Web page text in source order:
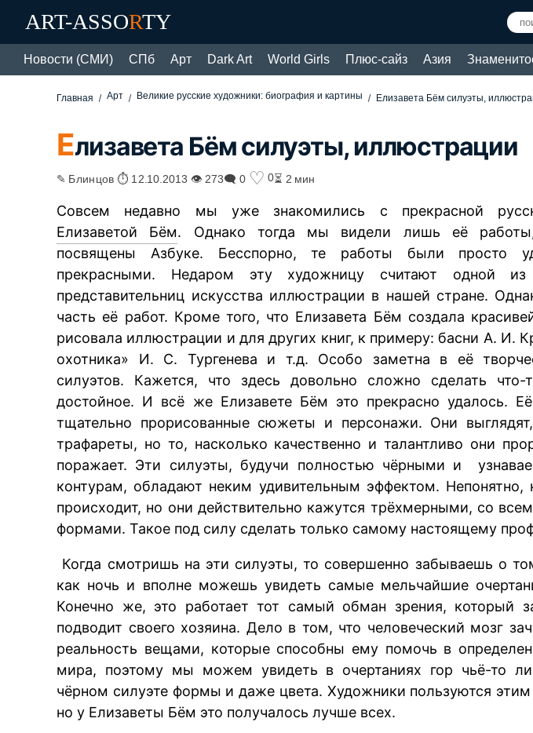
ART-ASSORTY
Новости (СМИ) СПб Арт Dark Art World Girls Плюс-сайз Азия
Главная Арт Великие русские художники: биография и картины Елизавета Бём силуэты,
Елизавета Бём силуэты, иллюстрации
✎ Блинцов ⏱ 12.10.2013 👁 273🗨 0 ♡ 0⏳ 2 мин
Совсем недавно мы уже знакомились с прекрасной
Елизаветой Бём. Однако тогда мы видели лишь её
посвящены Азбуке. Бесспорно, те работы были просто
прекрасными. Недаром эту художницу считают одной
представительниц искусства иллюстрации в нашей стране.
часть её работ. Кроме того, что Елизавета Бём создала
рисовала иллюстрации и для других книг, к примеру: басни А. И.
охотника» И. С. Тургенева и т.д. Особо заметна в её
силуэтов. Кажется, что здесь довольно сложно сделать что-
достойное. И всё же Елизавете Бём это прекрасно удалось.
тщательно прорисованные сюжеты и персонажи. Они
трафареты, но то, насколько качественно и талантливо они
поражает. Эти силуэты, будучи полностью чёрными и
контурам, обладают неким удивительным эффектом. Непонятно,
происходит, но они действительно кажутся трёхмерными, со
формами. Такое под силу сделать только самому настоящему
Когда смотришь на эти силуэты, то совершенно забываешь о
как ночь и вполне можешь увидеть самые мельчайшие
Конечно же, это работает тот самый обман зрения, который
подводит своего хозяина. Дело в том, что человеческий мозг
реальность вещами, которые способны ему помочь в
мира, поэтому мы можем увидеть в очертаниях гор чьё-то
чёрном силуэте формы и даже цвета. Художники пользуются
но у Елизаветы Бём это получалось лучше всех.